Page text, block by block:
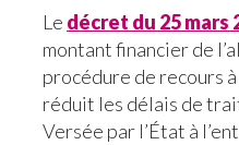
Le décret du 25 mars
montant financier de
procédure de recours
réduit les délais de
Versée par l’État à